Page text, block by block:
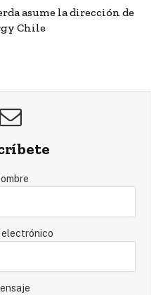
asume la dirección de
Chile
electrónico